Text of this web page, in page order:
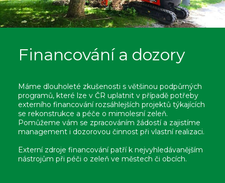
Financování a dozory
Máme dlouholeté zkušenosti s většinou podpůrných
programů, které lze v ČR uplatnit v případě potřeby
externího financování rozsáhlejších projektů týkajících
se rekonstrukce a péče o mimolesní zeleň.
Pomůžeme vám se zpracováním žádostí a zajistíme
management i dozorovou činnost při vlastní realizaci.
Externí zdroje financování patří k nejvyhledávanějším
nástrojům při péči o zeleň ve městech či obcích.